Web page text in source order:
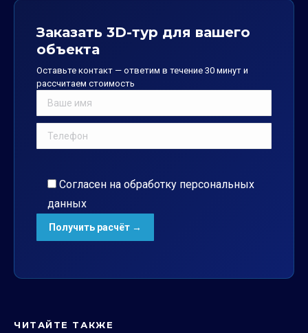
Заказать 3D-тур для вашего
объекта
Оставьте контакт — ответим в течение 30 минут и
рассчитаем стоимость
Согласен на обработку персональных
данных
ЧИТАЙТЕ ТАКЖЕ